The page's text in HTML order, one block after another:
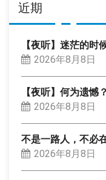
近期
【夜听】迷茫的时
2026年8月8日
【夜听】何为遗憾？
2026年8月8日
不是一路人，不必
2026年8月8日